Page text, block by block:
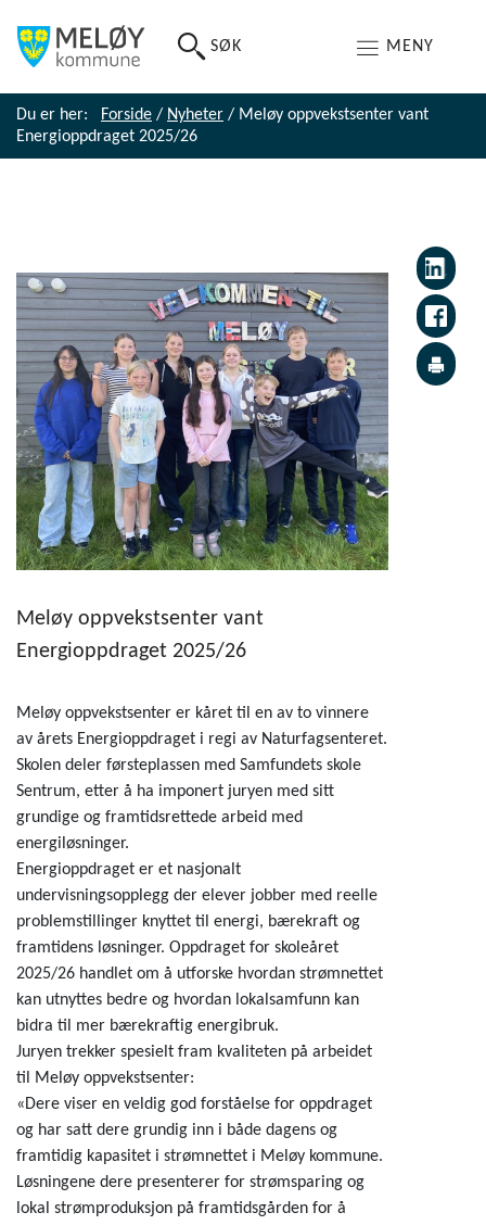
SØK MENY
Du er her: Forside / Nyheter / Meløy oppvekstsenter vant
Energioppdraget 2025/26
Meløy oppvekstsenter vant
Energioppdraget 2025/26
Meløy oppvekstsenter er kåret til en av to vinnere
av årets Energioppdraget i regi av Naturfagsenteret.
Skolen deler førsteplassen med Samfundets skole
Sentrum, etter å ha imponert juryen med sitt
grundige og framtidsrettede arbeid med
energiløsninger.
Energioppdraget er et nasjonalt
undervisningsopplegg der elever jobber med reelle
problemstillinger knyttet til energi, bærekraft og
framtidens løsninger. Oppdraget for skoleåret
2025/26 handlet om å utforske hvordan strømnettet
kan utnyttes bedre og hvordan lokalsamfunn kan
bidra til mer bærekraftig energibruk.
Juryen trekker spesielt fram kvaliteten på arbeidet
til Meløy oppvekstsenter:
«Dere viser en veldig god forståelse for oppdraget
og har satt dere grundig inn i både dagens og
framtidig kapasitet i strømnettet i Meløy kommune.
Løsningene dere presenterer for strømsparing og
lokal strømproduksjon på framtidsgården for å